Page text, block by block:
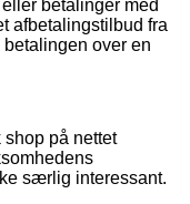
betalinger med
afbetalingstilbud fra
over en
shop på nettet
særlig interessant.